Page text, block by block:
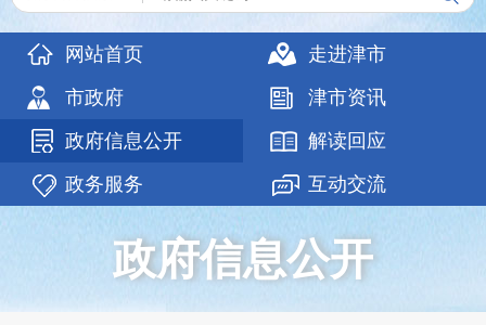
网站首页
走进津市
市政府
津市资讯
政府信息公开
解读回应
政务服务
互动交流
政府信息公开